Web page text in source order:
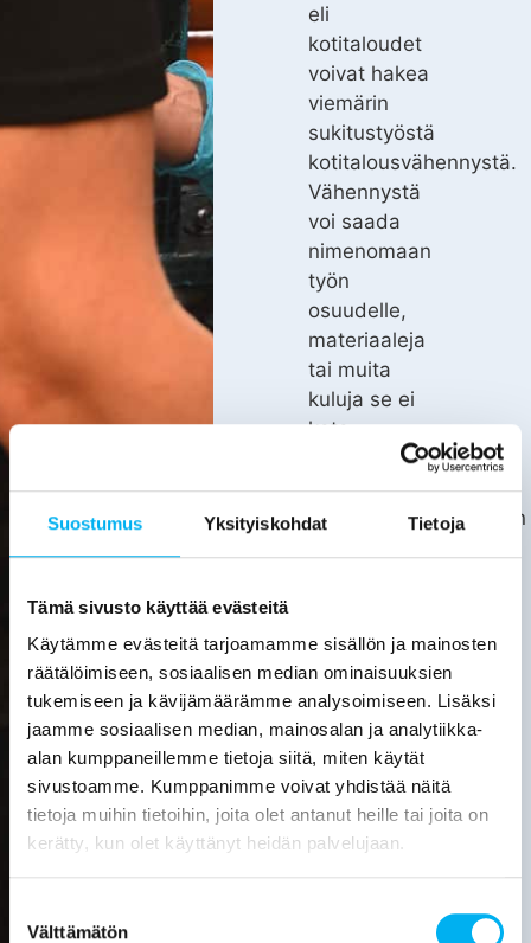
Suostumus Yksityiskohdat Tietoja
Tämä sivusto käyttää evästeitä
Käytämme evästeitä tarjoamamme sisällön ja mainosten
räätälöimiseen, sosiaalisen median ominaisuuksien
tukemiseen ja kävijämäärämme analysoimiseen. Lisäksi
jaamme sosiaalisen median, mainosalan ja analytiikka-
alan kumppaneillemme tietoja siitä, miten käytät
sivustoamme. Kumppanimme voivat yhdistää näitä
tietoja muihin tietoihin, joita olet antanut heille tai joita on
kerätty, kun olet käyttänyt heidän palvelujaan.
valinta
Välttämätön
eli
kotitaloudet
voivat hakea
viemärin
sukitustyöstä
kotitalousvähennystä.
Vähennystä
voi saada
nimenomaan
työn
osuudelle,
materiaaleja
tai muita
kuluja se ei
kata.
huolehtii
kotitalousvähennyksen
tiedot
löytyvät
verottajan
sivuilta.
Laske
viemärin
sukituksen
hinta